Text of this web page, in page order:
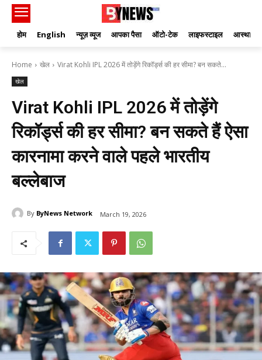
होम English न्यूज़ व्यूज आपका पैसा ऑटो-टेक लाइफस्टाइल आस्था
Home खेल Virat Kohli IPL 2026 में तोड़ेंगे रिकॉर्ड्स की हर सीमा? बन सकते...
खेल
Virat Kohli IPL 2026 में तोड़ेंगे
रिकॉर्ड्स की हर सीमा? बन सकते हैं ऐसा
कारनामा करने वाले पहले भारतीय
बल्लेबाज
By ByNews Network March 19, 2026